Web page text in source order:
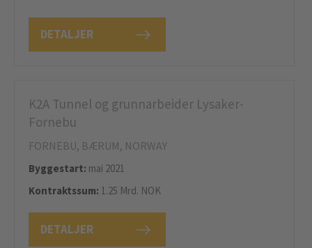
DETALJER
DETALJER
K2A Tunnel og grunnarbeider Lysaker-
Fornebu
FORNEBU, BÆRUM, NORWAY
Byggestart: mai 2021
Kontraktssum: 1.25 Mrd. NOK